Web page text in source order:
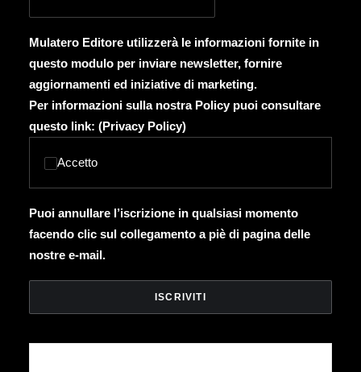
Mulatero Editore utilizzerà le informazioni fornite in
questo modulo per inviare newsletter, fornire
aggiornamenti ed iniziative di marketing.
Per informazioni sulla nostra Policy puoi consultare
questo link: (Privacy Policy)
Accetto
Puoi annullare l’iscrizione in qualsiasi momento
facendo clic sul collegamento a piè di pagina delle
nostre e-mail.